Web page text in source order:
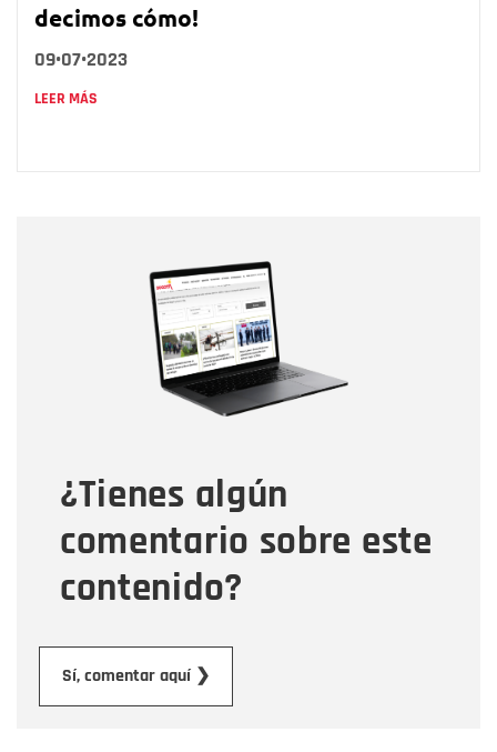
decimos cómo!
09•07•2023
LEER MÁS
¿Tienes algún
comentario sobre este
contenido?
Sí, comentar aquí ❯
Correo electrónico
Tipo de comentario
Mensaje